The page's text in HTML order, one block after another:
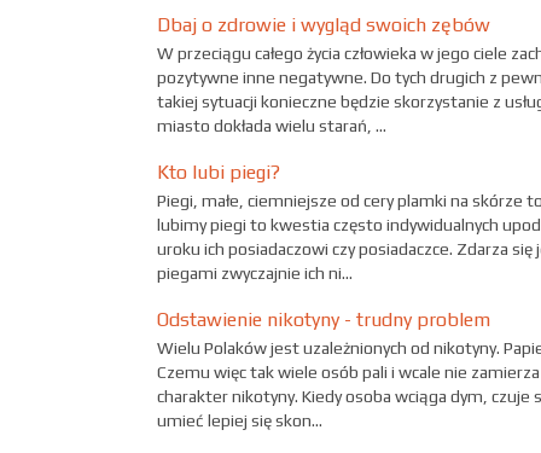
Dbaj o zdrowie i wygląd swoich zębów
W przeciągu całego życia człowieka w jego ciele
pozytywne inne negatywne. Do tych drugich z
takiej sytuacji konieczne będzie skorzystanie z
miasto dokłada wielu starań, ...
Kto lubi piegi?
Piegi, małe, ciemniejsze od cery plamki na skórze
lubimy piegi to kwestia często indywidualnych
uroku ich posiadaczowi czy posiadaczce. Zdarza
piegami zwyczajnie ich ni...
Odstawienie nikotyny - trudny problem
Wielu Polaków jest uzależnionych od nikotyny.
Czemu więc tak wiele osób pali i wcale nie
charakter nikotyny. Kiedy osoba wciąga dym,
umieć lepiej się skon...